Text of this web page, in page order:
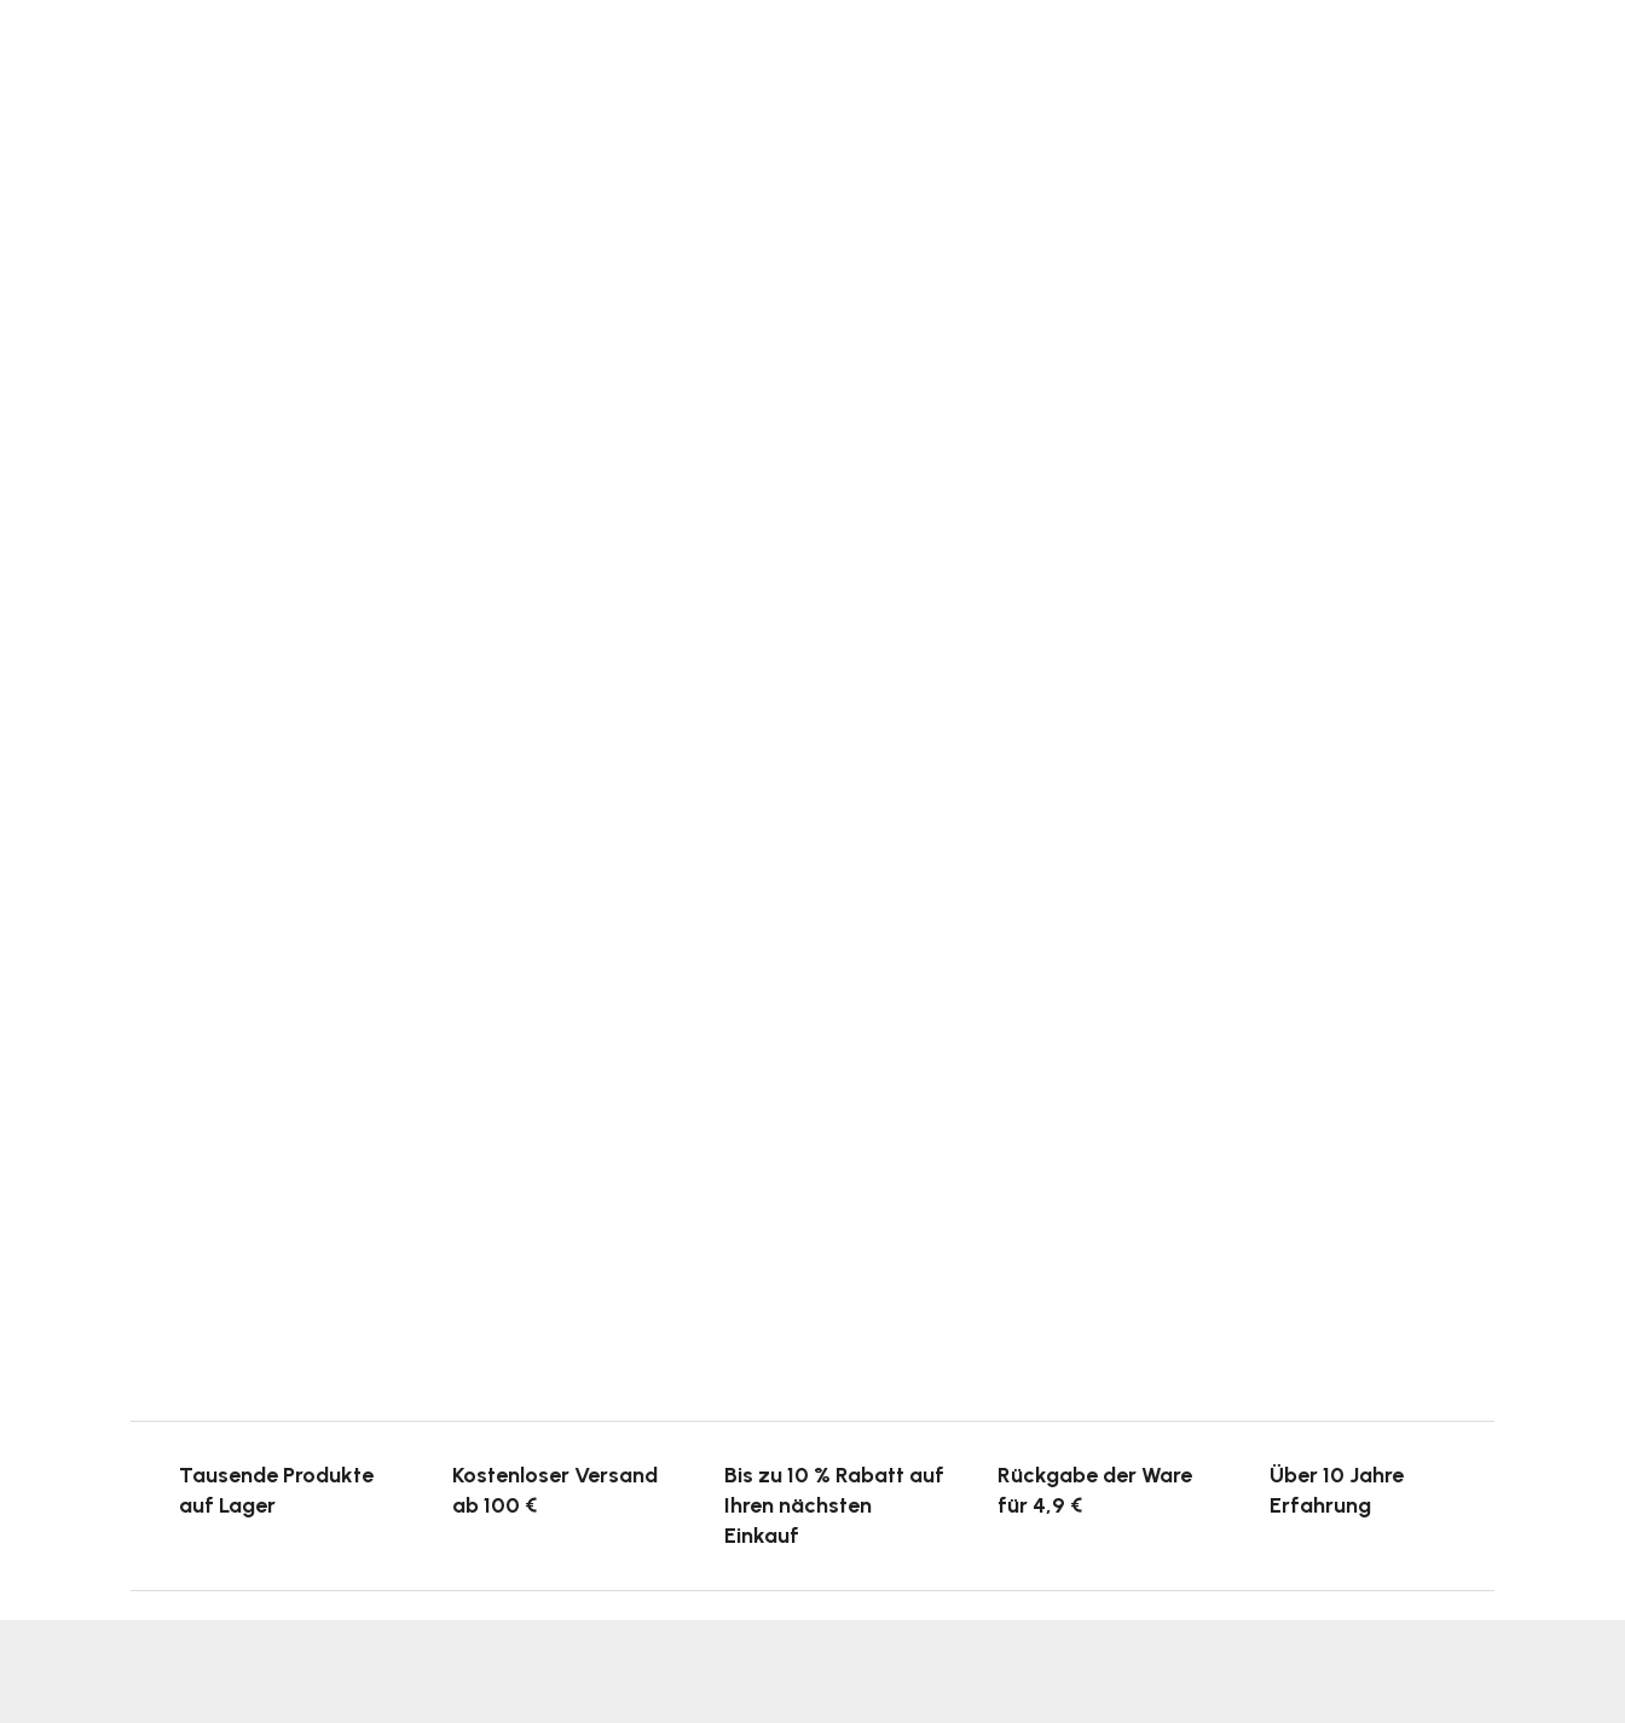
Tausende Produkte
auf Lager
Kostenloser Versand
ab 100 €
Bis zu 10 % Rabatt auf
Ihren nächsten
Einkauf
Rückgabe der Ware
für 4,9 €
Über 10 Jahre
Erfahrung